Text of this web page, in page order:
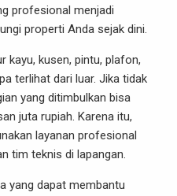
profesional menjadi
properti Anda sejak dini.
kayu, kusen, pintu, plafon,
terlihat dari luar. Jika tidak
yang ditimbulkan bisa
juta rupiah. Karena itu,
layanan profesional
tim teknis di lapangan.
yang dapat membantu